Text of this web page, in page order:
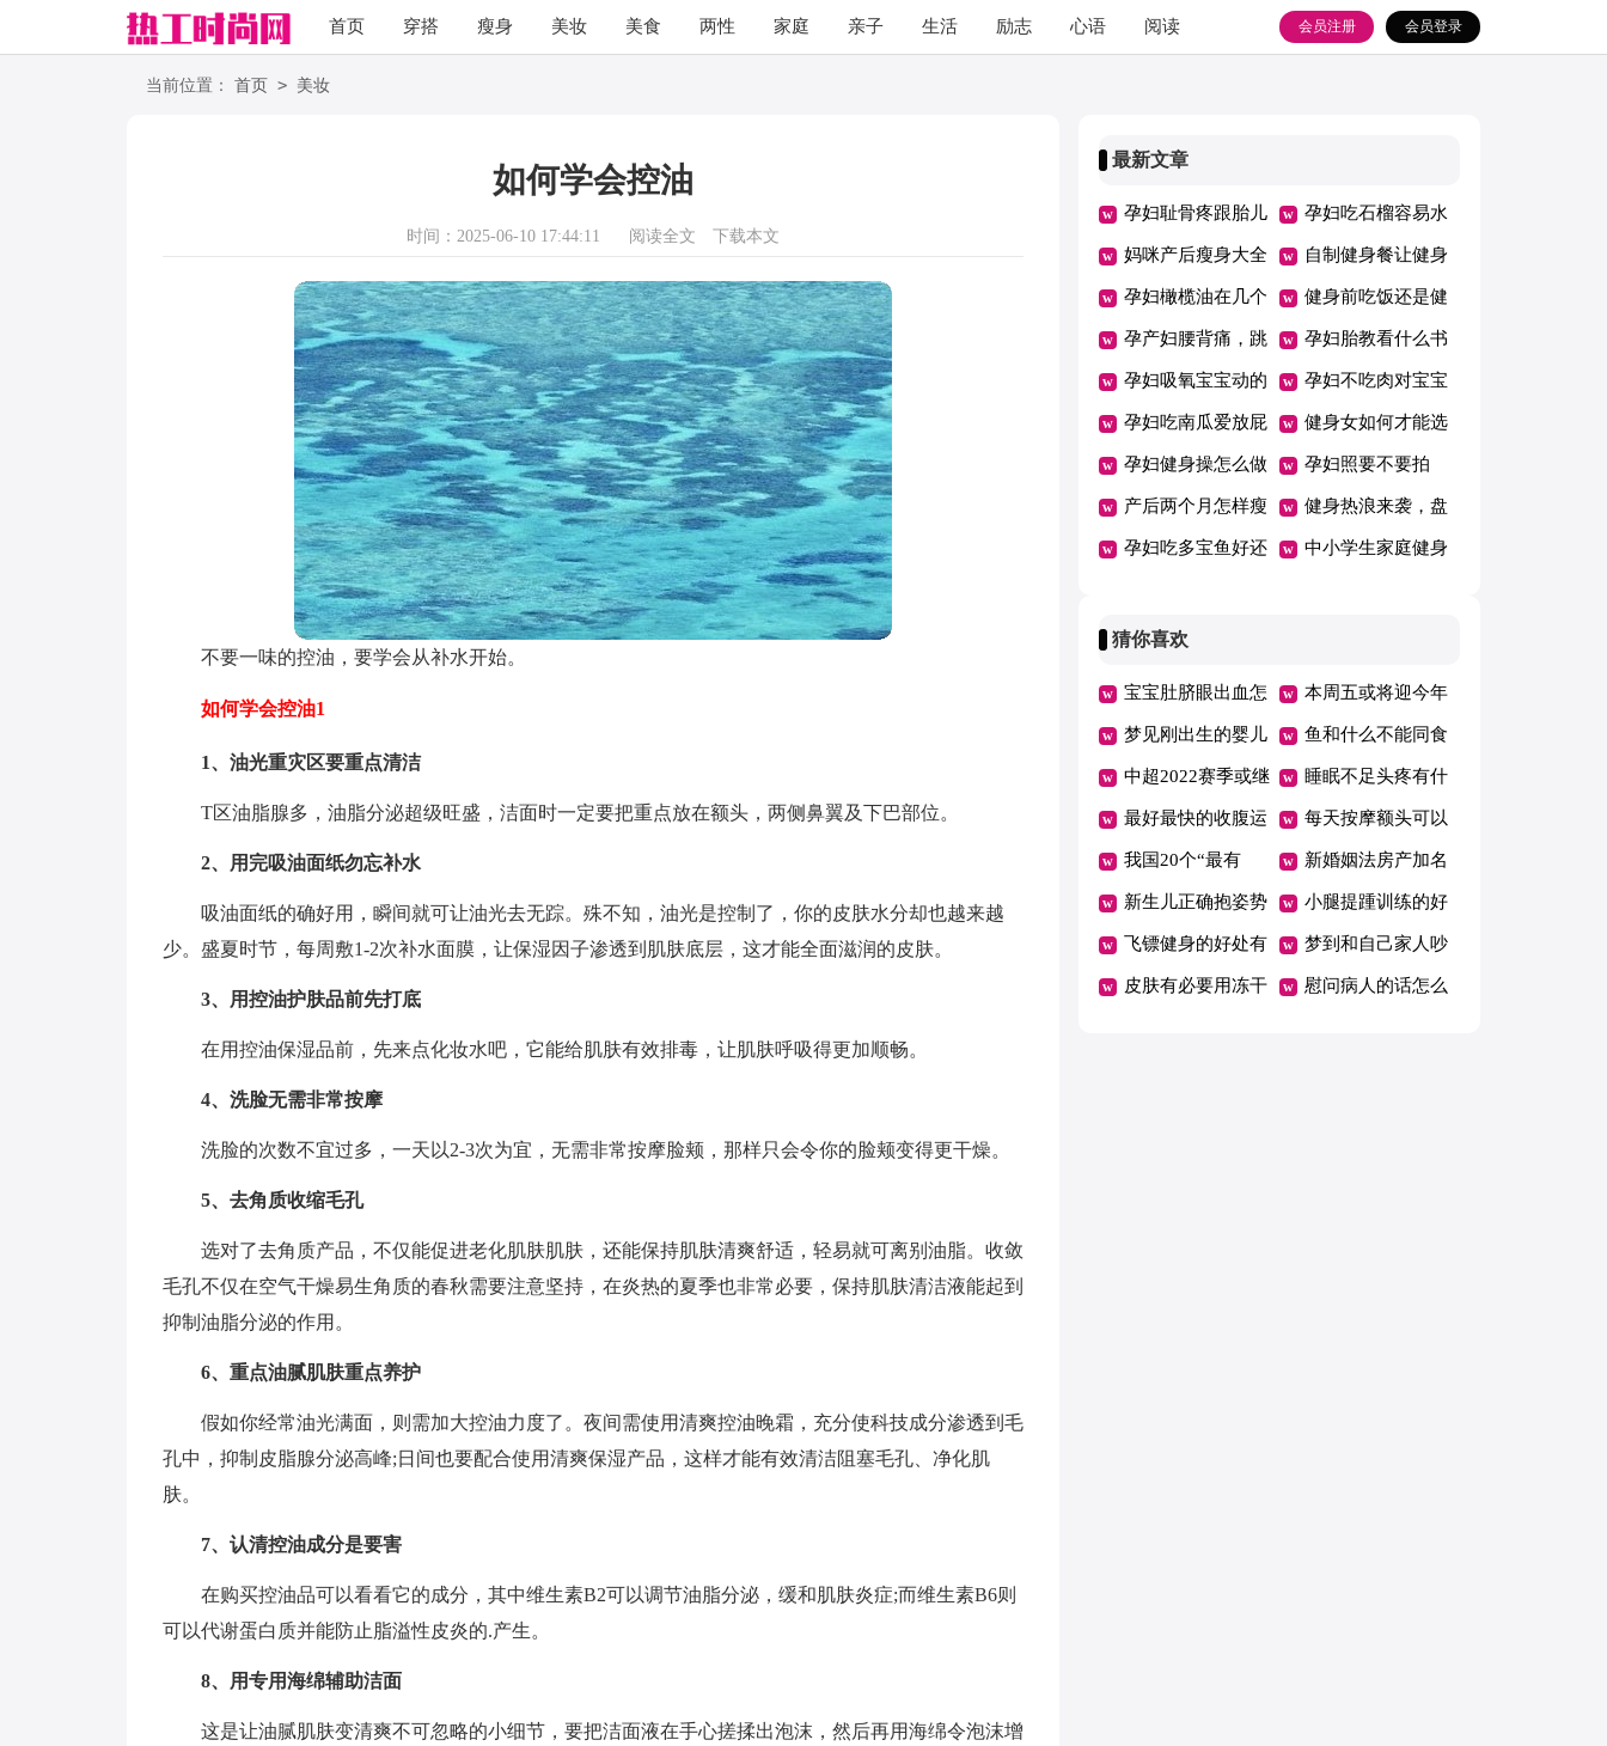
首页 穿搭 瘦身 美妆 美食 两性 家庭 亲子 生活 励志 心语 阅读
职场
会员登录
会员注册
当前位置： 首页 > 美妆
如何学会控油
时间：2025-06-10 17:44:11 阅读全文 下载本文
不要一味的控油，要学会从补水开始。
如何学会控油1
1、油光重灾区要重点清洁
T区油脂腺多，油脂分泌超级旺盛，洁面时一定要把重点放在额头，两侧鼻翼及下巴部位。
2、用完吸油面纸勿忘补水
吸油面纸的确好用，瞬间就可让油光去无踪。殊不知，油光是控制了，你的皮肤水分却也越来越
少。盛夏时节，每周敷1-2次补水面膜，让保湿因子渗透到肌肤底层，这才能全面滋润的皮肤。
3、用控油护肤品前先打底
在用控油保湿品前，先来点化妆水吧，它能给肌肤有效排毒，让肌肤呼吸得更加顺畅。
4、洗脸无需非常按摩
洗脸的次数不宜过多，一天以2-3次为宜，无需非常按摩脸颊，那样只会令你的脸颊变得更干燥。
5、去角质收缩毛孔
选对了去角质产品，不仅能促进老化肌肤肌肤，还能保持肌肤清爽舒适，轻易就可离别油脂。收敛
毛孔不仅在空气干燥易生角质的春秋需要注意坚持，在炎热的夏季也非常必要，保持肌肤清洁液能起到
抑制油脂分泌的作用。
6、重点油腻肌肤重点养护
假如你经常油光满面，则需加大控油力度了。夜间需使用清爽控油晚霜，充分使科技成分渗透到毛
孔中，抑制皮脂腺分泌高峰;日间也要配合使用清爽保湿产品，这样才能有效清洁阻塞毛孔、净化肌
肤。
7、认清控油成分是要害
在购买控油品可以看看它的成分，其中维生素B2可以调节油脂分泌，缓和肌肤炎症;而维生素B6则
可以代谢蛋白质并能防止脂溢性皮炎的.产生。
8、用专用海绵辅助洁面
这是让油腻肌肤变清爽不可忽略的小细节，要把洁面液在手心搓揉出泡沫，然后再用海绵令泡沫增
最新文章
孕妇耻骨疼跟胎儿
入盆有关吗
孕妇吃石榴容易水
肿吗
妈咪产后瘦身大全
饮食篇
自制健身餐让健身
事半功倍
孕妇橄榄油在几个
月的时候开始用
健身前吃饭还是健
身后吃饭
孕产妇腰背痛，跳
健身操可有效防止
孕妇胎教看什么书
孕妇吸氧宝宝动的
厉害怎么回事
孕妇不吃肉对宝宝
有影响吗
孕妇吃南瓜爱放屁
吗
健身女如何才能选
对健身房
孕妇健身操怎么做 孕妇照要不要拍
产后两个月怎样瘦
身
健身热浪来袭，盘
点健身的7大误区
孕妇吃多宝鱼好还 中小学生家庭健身
猜你喜欢
宝宝肚脐眼出血怎
么回事
本周五或将迎今年
油价首跌
梦见刚出生的婴儿
满嘴牙
鱼和什么不能同食
中超2022赛季或继
续赛会制空场举行
睡眠不足头疼有什
么好办法
最好最快的收腹运
动是什么
每天按摩额头可以
消除皱纹吗
我国20个“最有
钱”城市公布
新婚姻法房产加名
无效是吗
新生儿正确抱姿势
图解
小腿提踵训练的好
处
飞镖健身的好处有
哪些
梦到和自己家人吵
架哭了
皮肤有必要用冻干 慰问病人的话怎么